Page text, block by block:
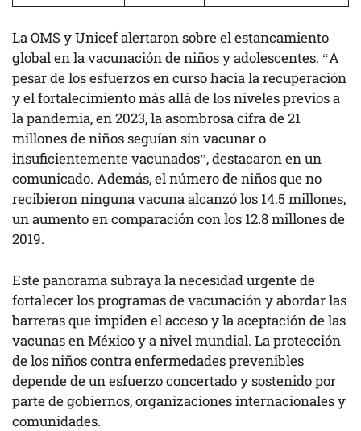
La OMS y Unicef alertaron sobre el estancamiento
global en la vacunación de niños y adolescentes. “A
pesar de los esfuerzos en curso hacia la recuperación
y el fortalecimiento más allá de los niveles previos a
la pandemia, en 2023, la asombrosa cifra de 21
millones de niños seguían sin vacunar o
insuficientemente vacunados”, destacaron en un
comunicado. Además, el número de niños que no
recibieron ninguna vacuna alcanzó los 14.5 millones,
un aumento en comparación con los 12.8 millones de
2019.
Este panorama subraya la necesidad urgente de
fortalecer los programas de vacunación y abordar las
barreras que impiden el acceso y la aceptación de las
vacunas en México y a nivel mundial. La protección
de los niños contra enfermedades prevenibles
depende de un esfuerzo concertado y sostenido por
parte de gobiernos, organizaciones internacionales y
comunidades.